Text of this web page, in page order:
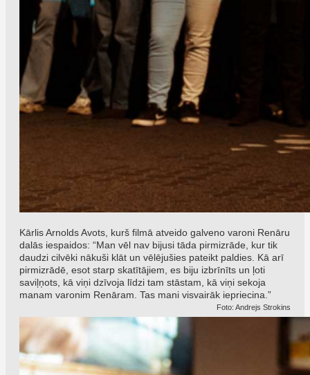
Kārlis Arnolds Avots, kurš filmā atveido galveno varoni Renāru
dalās iespaidos: “Man vēl nav bijusi tāda pirmizrāde, kur tik
daudzi cilvēki nākuši klāt un vēlējušies pateikt paldies. Kā arī
pirmizrādē, esot starp skatītājiem, es biju izbrīnīts un ļoti
saviļņots, kā viņi dzīvoja līdzi tam stāstam, kā viņi sekoja
manam varonim Renāram. Tas mani visvairāk iepriecina.”
Foto: Andrejs Strokins